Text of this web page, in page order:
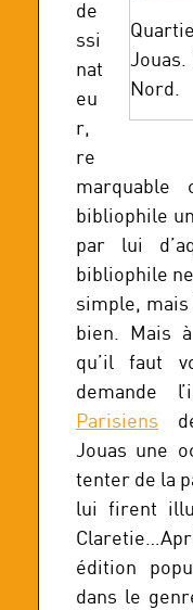
Nord.
de
ssi
nat
eu
r,
re
bibliophile
par lui
bibliophile
simple,
bien. Mais
qu’il faut
demande
Parisiens
Jouas une
tenter de la
lui firent
édition
dans le